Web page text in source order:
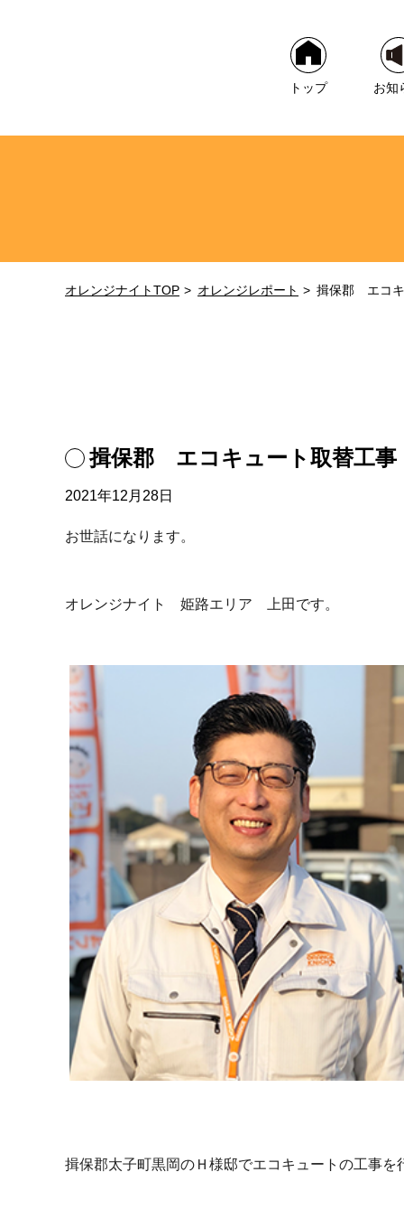
トップ お知
オレンジナイトTOP オレンジレポート 揖保郡 エコ
揖保郡 エコキュート取替工事
2021年12月28日
お世話になります。
オレンジナイト 姫路エリア 上田です。
揖保郡太子町黒岡のＨ様邸でエコキュートの工事を